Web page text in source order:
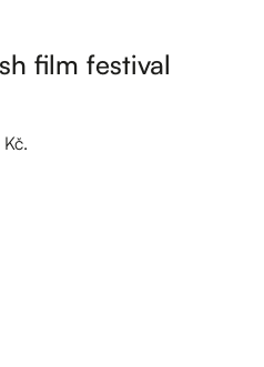
film festival